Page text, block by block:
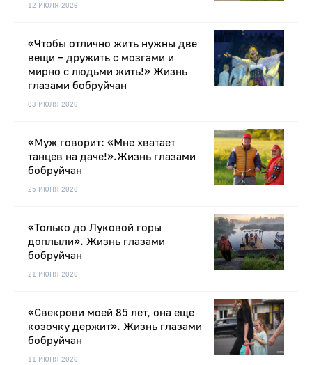
12 ИЮЛЯ 2026
03 ИЮЛЯ 2026
«Чтобы отлично жить нужны две
вещи – дружить с мозгами и
мирно с людьми жить!» Жизнь
глазами бобруйчан
25 ИЮНЯ 2026
«Муж говорит: «Мне хватает
танцев на даче!».Жизнь глазами
бобруйчан
21 ИЮНЯ 2026
«Только до Луковой горы
доплыли». Жизнь глазами
бобруйчан
11 ИЮНЯ 2026
«Свекрови моей 85 лет, она еще
козочку держит». Жизнь глазами
бобруйчан